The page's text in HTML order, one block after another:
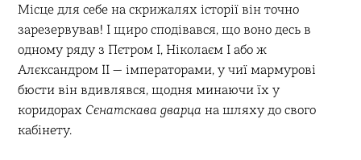
Місце для себе на скрижалях історії він точно
зарезервував! І щиро сподівався, що воно десь в
одному ряду з Пєтром І, Ніколаєм І або ж
Алєксандром ІІ — імператорами, у чиї мармурові
бюсти він вдивлявся, щодня минаючи їх у
коридорах Сєнатскава дварца на шляху до свого
кабінету.